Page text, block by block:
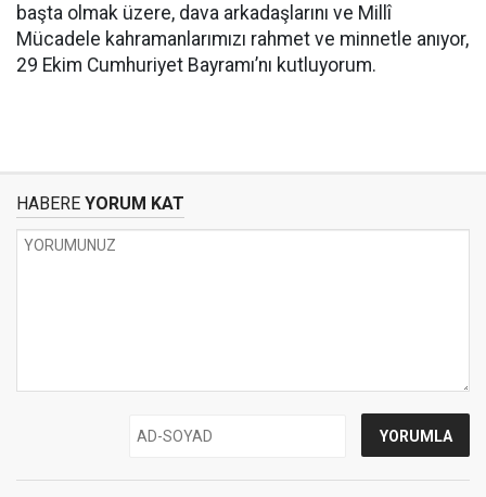
başta olmak üzere, dava arkadaşlarını ve Millî
Mücadele kahramanlarımızı rahmet ve minnetle anıyor,
29 Ekim Cumhuriyet Bayramı’nı kutluyorum.
HABERE YORUM KAT